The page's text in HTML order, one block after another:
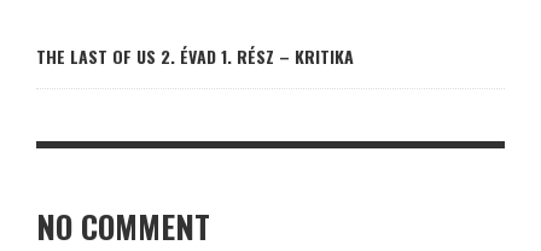
THE LAST OF US 2. ÉVAD 1. RÉSZ – KRITIKA
NO COMMENT